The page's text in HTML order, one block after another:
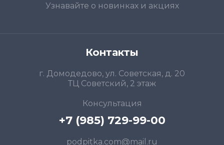
Узнавайте о новинках и акциях
Контакты
г. Домодедово, ул. Советская, д. 20
ТЦ Советский, 2 этаж
Консультация
+7 (985) 729-99-00
podpitka.com@mail.ru